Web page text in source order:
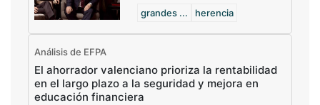
grandes ... herencia
Análisis de EFPA
El ahorrador valenciano prioriza la rentabilidad
en el largo plazo a la seguridad y mejora en
educación financiera